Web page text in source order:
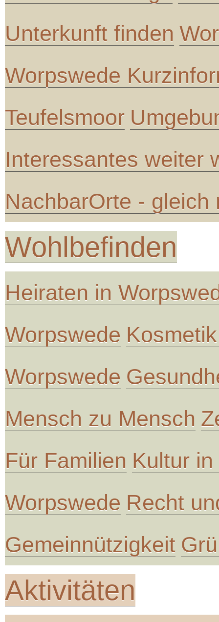
Unterkunft finden
Worpswede
Teufelsmoor
Interessantes weiter
NachbarOrte - gleich
Wohlbefinden
Heiraten in
Worpswede
Worpswede
Mensch zu Mensch
Für Familien Kultur
Worpswede Recht
Gemeinnützigkeit
Aktivitäten